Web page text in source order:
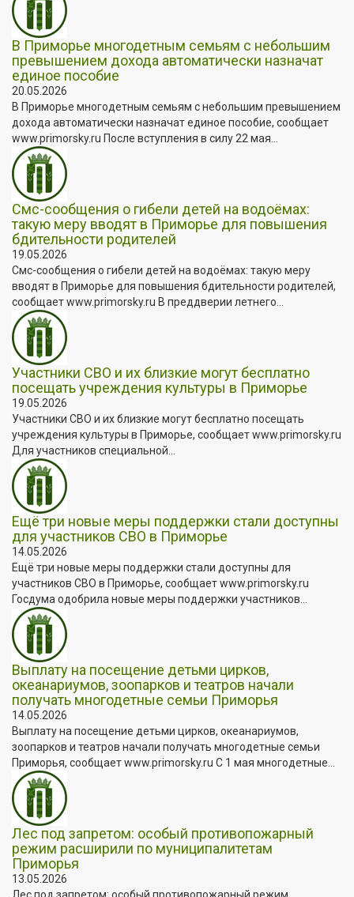
В Приморье многодетным семьям с небольшим
превышением дохода автоматически назначат
единое пособие
20.05.2026
В Приморье многодетным семьям с небольшим превышением
дохода автоматически назначат единое пособие, сообщает
www.primorsky.ru После вступления в силу 22 мая...
Смс-сообщения о гибели детей на водоёмах:
такую меру вводят в Приморье для повышения
бдительности родителей
19.05.2026
Смс-сообщения о гибели детей на водоёмах: такую меру
вводят в Приморье для повышения бдительности родителей,
сообщает www.primorsky.ru В преддверии летнего...
Участники СВО и их близкие могут бесплатно
посещать учреждения культуры в Приморье
19.05.2026
Участники СВО и их близкие могут бесплатно посещать
учреждения культуры в Приморье, сообщает www.primorsky.ru
Для участников специальной...
Ещё три новые меры поддержки стали доступны
для участников СВО в Приморье
14.05.2026
Ещё три новые меры поддержки стали доступны для
участников СВО в Приморье, сообщает www.primorsky.ru
Госдума одобрила новые меры поддержки участников...
Выплату на посещение детьми цирков,
океанариумов, зоопарков и театров начали
получать многодетные семьи Приморья
14.05.2026
Выплату на посещение детьми цирков, океанариумов,
зоопарков и театров начали получать многодетные семьи
Приморья, сообщает www.primorsky.ru С 1 мая многодетные...
Лес под запретом: особый противопожарный
режим расширили по муниципалитетам
Приморья
13.05.2026